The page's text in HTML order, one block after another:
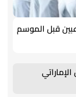
الزمالك.. حسم مصير 7 لاعبين قبل الموسم